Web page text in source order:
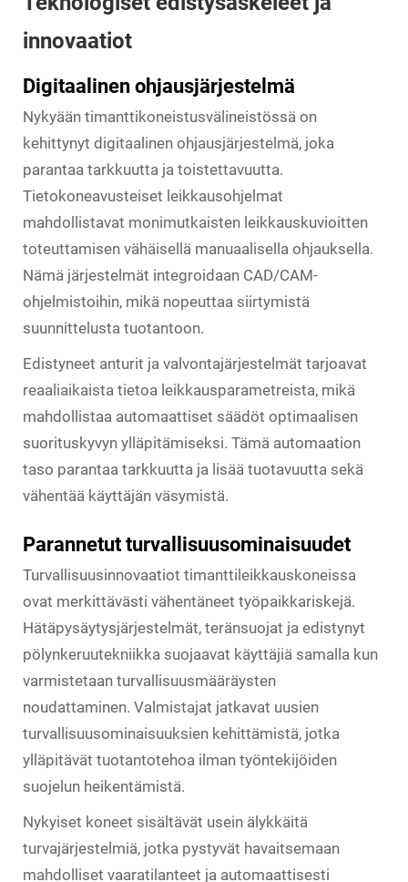
innovaatiot
Digitaalinen ohjausjärjestelmä
Nykyään timanttikoneistusvälineistössä on
kehittynyt digitaalinen ohjausjärjestelmä, joka
parantaa tarkkuutta ja toistettavuutta.
Tietokoneavusteiset leikkausohjelmat
mahdollistavat monimutkaisten leikkauskuvioitten
toteuttamisen vähäisellä manuaalisella ohjauksella.
Nämä järjestelmät integroidaan CAD/CAM-
ohjelmistoihin, mikä nopeuttaa siirtymistä
suunnittelusta tuotantoon.
Edistyneet anturit ja valvontajärjestelmät tarjoavat
reaaliaikaista tietoa leikkausparametreista, mikä
mahdollistaa automaattiset säädöt optimaalisen
suorituskyvyn ylläpitämiseksi. Tämä automaation
taso parantaa tarkkuutta ja lisää tuotavuutta sekä
vähentää käyttäjän väsymistä.
Parannetut turvallisuusominaisuudet
Turvallisuusinnovaatiot timanttileikkauskoneissa
ovat merkittävästi vähentäneet työpaikkariskejä.
Hätäpysäytysjärjestelmät, teränsuojat ja edistynyt
pölynkeruutekniikka suojaavat käyttäjiä samalla kun
varmistetaan turvallisuusmääräysten
noudattaminen. Valmistajat jatkavat uusien
turvallisuusominaisuuksien kehittämistä, jotka
ylläpitävät tuotantotehoa ilman työntekijöiden
suojelun heikentämistä.
Nykyiset koneet sisältävät usein älykkäitä
turvajärjestelmiä, jotka pystyvät havaitsemaan
mahdolliset vaaratilanteet ja automaattisesti